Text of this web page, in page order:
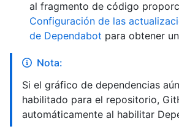
al fragmento de código
Configuración de las
de Dependabot para obtener
Nota:
Si el gráfico de dependencias
habilitado para el repositorio,
automáticamente al habilitar